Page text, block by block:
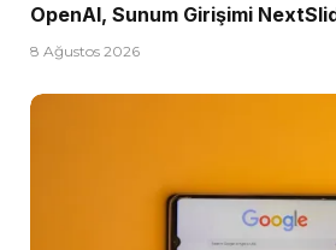
OpenAI, Sunum Girişimi
8 Ağustos 2026